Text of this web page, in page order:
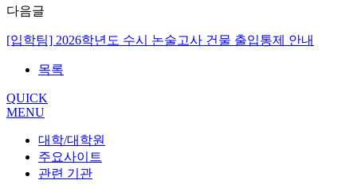
다음글
[입학팀] 2026학년도 수시 논술고사 건물 출입통제 안내
목록
QUICK
MENU
대학/대학원
주요사이트
관련 기관